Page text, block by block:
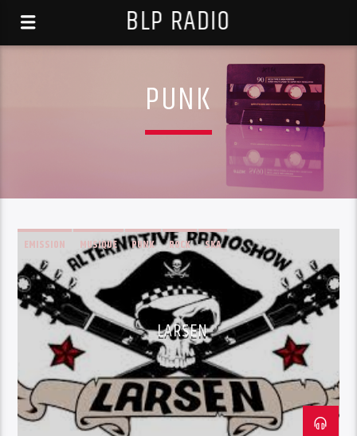
BLP RADIO
PUNK
EMISSION MUSIQUE PUNK ROCK SKA
LARSEN